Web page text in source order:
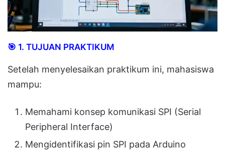
🎯 1. TUJUAN PRAKTIKUM
Setelah menyelesaikan praktikum ini, mahasiswa
mampu:
Memahami konsep komunikasi SPI (Serial
Peripheral Interface)
Mengidentifikasi pin SPI pada Arduino